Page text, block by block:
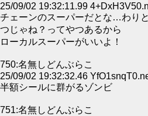
25/09/02 19:32:11.99
チェーンのスーパーだとな…わり
つじゃね？ってやつあるから
ローカルスーパーがいいよ！
750:名無しどんぶらこ
25/09/02 19:32:32.46
半額シールに群がるゾンビ
751:名無しどんぶらこ